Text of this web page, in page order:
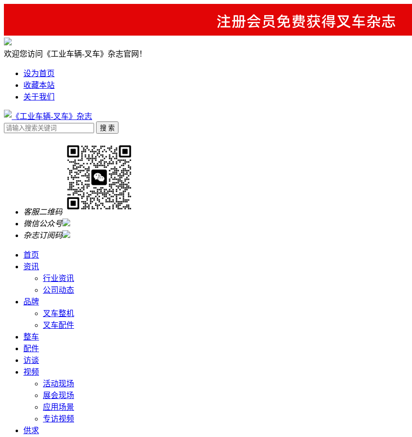
欢迎您访问《工业车辆-叉车》杂志官网！
设为首页
收藏本站
关于我们
客服二维码
微信公众号
杂志订阅码
首页
资讯
行业资讯
公司动态
品牌
叉车整机
叉车配件
整车
配件
访谈
视频
活动现场
展会现场
应用场景
专访视频
供求